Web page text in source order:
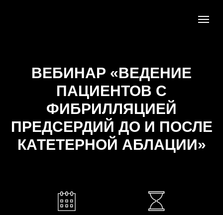
ВЕБИНАР «ВЕДЕНИЕ
ПАЦИЕНТОВ С
ФИБРИЛЛЯЦИЕЙ
ПРЕДСЕРДИЙ ДО И ПОСЛЕ
КАТЕТЕРНОЙ АБЛАЦИИ»